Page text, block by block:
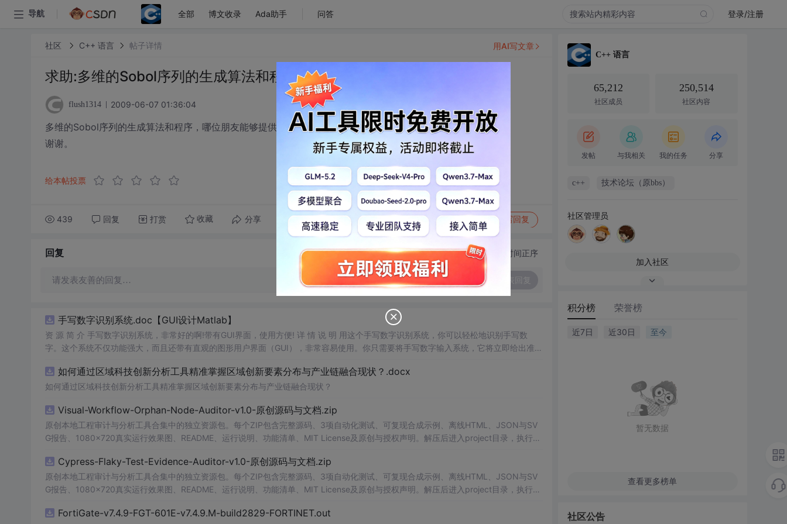
导航 全部 博文收录 Ada助手 问答 登录/注册
社区 C++ 语言 帖子详情
求助:多维的Sobol序列的生成算法和程序
flush1314 2009-06-07 01:36:04
多维的Sobol序列的生成算法和程序，哪位朋友能够提供关于生成多维(比如d×1维)Sobol序列的程序吗？
谢谢。
给本帖投票
439 回复 打赏 收藏 分享 转发到动态 举报 写回复
用AI写文章
回复 切换为时间正序
请发表友善的回复…
手写数字识别系统.doc【GUI设计Matlab】
资 源 简 介 手写数字识别系统，非常好的啊!带有GUI界面，使用方便! 详 情 说 明 用这个手写数字识别系统，你可以轻松地识别手写数
字。这个系统不仅功能强大，而且还带有直观的图形用户界面（GUI），非常容易使用。你只需要将手写数字输入系统，它将立即给出准确
便和实用的工具，你一定会喜欢它的！
如何通过区域科技创新分析工具精准掌握区域创新要素分布与产业链融合现状？.docx
如何通过区域科技创新分析工具精准掌握区域创新要素分布与产业链融合现状？
Visual-Workflow-Orphan-Node-Auditor-v1.0-原创源码与文档.zip
原创本地工程审计与分析工具合集中的独立资源包。每个ZIP包含完整源码、3项自动化测试、可复现合成示例、离线HTML、JSON与SV
G报告、1080×720真实运行效果图、README、运行说明、功能清单、MIT License及原创与授权声明。解压后进入project目录，执行np
源码、Logo、官方截图、论文、生产日志或其他受限素材。适合前端开发、AI应用工程、测试审计和课程实践。
Cypress-Flaky-Test-Evidence-Auditor-v1.0-原创源码与文档.zip
原创本地工程审计与分析工具合集中的独立资源包。每个ZIP包含完整源码、3项自动化测试、可复现合成示例、离线HTML、JSON与SV
G报告、1080×720真实运行效果图、README、运行说明、功能清单、MIT License及原创与授权声明。解压后进入project目录，执行np
源码、Logo、官方截图、论文、生产日志或其他受限素材。适合前端开发、AI应用工程、测试审计和课程实践。
FortiGate-v7.4.9-FGT-601E-v7.4.9.M-build2829-FORTINET.out
C++ 语言
65,212
社区成员
250,514
社区内容
发帖 与我相关 我的任务 分享
c++ 技术论坛（原bbs）
社区管理员
加入社区
积分榜 荣誉榜
近7日 近30日 至今
暂无数据
查看更多榜单
社区公告